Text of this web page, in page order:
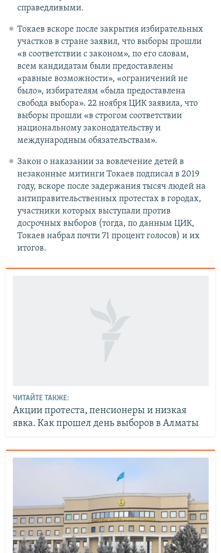
справедливыми.
Токаев вскоре после закрытия избирательных
участков в стране заявил, что выборы прошли
«в соответствии с законом», по его словам,
всем кандидатам были предоставлены
«равные возможности», «ограничений не
было», избирателям «была предоставлена
свобода выбора». 22 ноября ЦИК заявила, что
выборы прошли «в строгом соответствии
национальному законодательству и
международным обязательствам».
Закон о наказании за вовлечение детей в
незаконные митинги Токаев подписал в 2019
году, вскоре после задержания тысяч людей на
антиправительственных протестах в городах,
участники которых выступали против
досрочных выборов (тогда, по данным ЦИК,
Токаев набрал почти 71 процент голосов) и их
итогов.
ЧИТАЙТЕ ТАКЖЕ:
Акции протеста, пенсионеры и низкая
явка. Как прошел день выборов в Алматы